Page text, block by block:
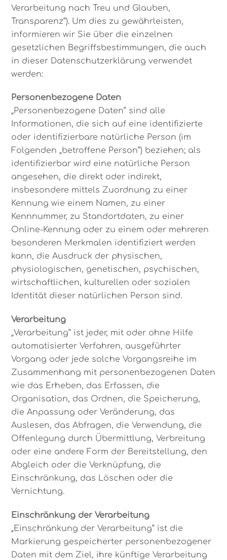
Verarbeitung nach Treu und Glauben,
Transparenz“). Um dies zu gewährleisten,
informieren wir Sie über die einzelnen
gesetzlichen Begriffsbestimmungen, die auch
in dieser Datenschutzerklärung verwendet
werden:
Personenbezogene Daten
„Personenbezogene Daten“ sind alle
Informationen, die sich auf eine identifizierte
oder identifizierbare natürliche Person (im
Folgenden „betroffene Person“) beziehen; als
identifizierbar wird eine natürliche Person
angesehen, die direkt oder indirekt,
insbesondere mittels Zuordnung zu einer
Kennung wie einem Namen, zu einer
Kennnummer, zu Standortdaten, zu einer
Online-Kennung oder zu einem oder mehreren
besonderen Merkmalen identifiziert werden
kann, die Ausdruck der physischen,
physiologischen, genetischen, psychischen,
wirtschaftlichen, kulturellen oder sozialen
Identität dieser natürlichen Person sind.
Verarbeitung
„Verarbeitung“ ist jeder, mit oder ohne Hilfe
automatisierter Verfahren, ausgeführter
Vorgang oder jede solche Vorgangsreihe im
Zusammenhang mit personenbezogenen Daten
wie das Erheben, das Erfassen, die
Organisation, das Ordnen, die Speicherung,
die Anpassung oder Veränderung, das
Auslesen, das Abfragen, die Verwendung, die
Offenlegung durch Übermittlung, Verbreitung
oder eine andere Form der Bereitstellung, den
Abgleich oder die Verknüpfung, die
Einschränkung, das Löschen oder die
Vernichtung.
Einschränkung der Verarbeitung
„Einschränkung der Verarbeitung“ ist die
Markierung gespeicherter personenbezogener
Daten mit dem Ziel, ihre künftige Verarbeitung